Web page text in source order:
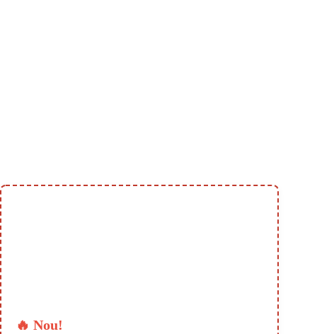
🔥 Nou!